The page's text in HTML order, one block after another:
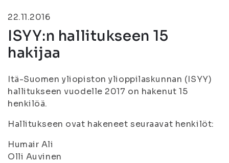
22.11.2016
ISYY:n hallitukseen 15
hakijaa
Itä-Suomen yliopiston ylioppilaskunnan (ISYY)
hallitukseen vuodelle 2017 on hakenut 15
henkilöä.
Hallitukseen ovat hakeneet seuraavat henkilöt:
Humair Ali
Olli Auvinen